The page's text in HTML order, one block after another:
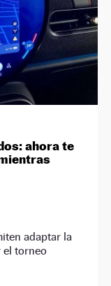
ahora te
adaptar la
el torneo